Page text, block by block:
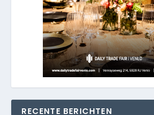
RECENTE BERICHTEN